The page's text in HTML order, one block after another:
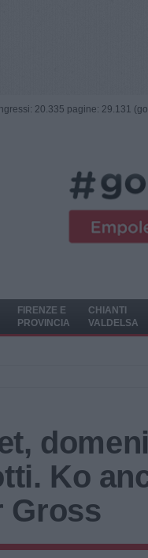
20.335 pagine: 29.131
FIRENZE E
PROVINCIA
CHIANTI
VALDELSA
Ko
Gross